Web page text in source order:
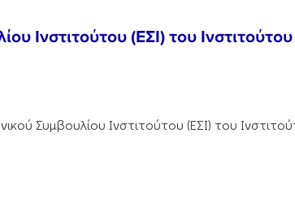
Ινστιτούτου (ΕΣΙ) του
Συμβουλίου Ινστιτούτου (ΕΣΙ) του